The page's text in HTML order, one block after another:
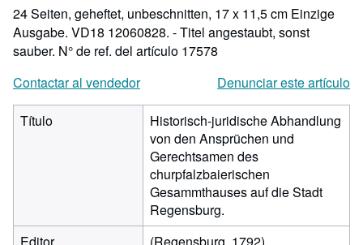
estrellas
24 Seiten, geheftet, unbeschnitten, 17 x 11,5 cm Einzige
Ausgabe. VD18 12060828. - Titel angestaubt, sonst
sauber. N° de ref. del artículo 17578
Contactar al vendedor
Denunciar este artículo
Título
Historisch-juridische Abhandlung
von den Ansprüchen und
Gerechtsamen des
churpfalzbaierischen
Gesammthauses auf die Stadt
Regensburg.